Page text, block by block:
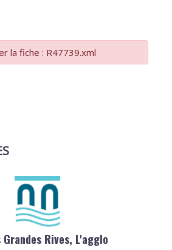
la fiche : R47739.xml
Grandes Rives, L'agglo